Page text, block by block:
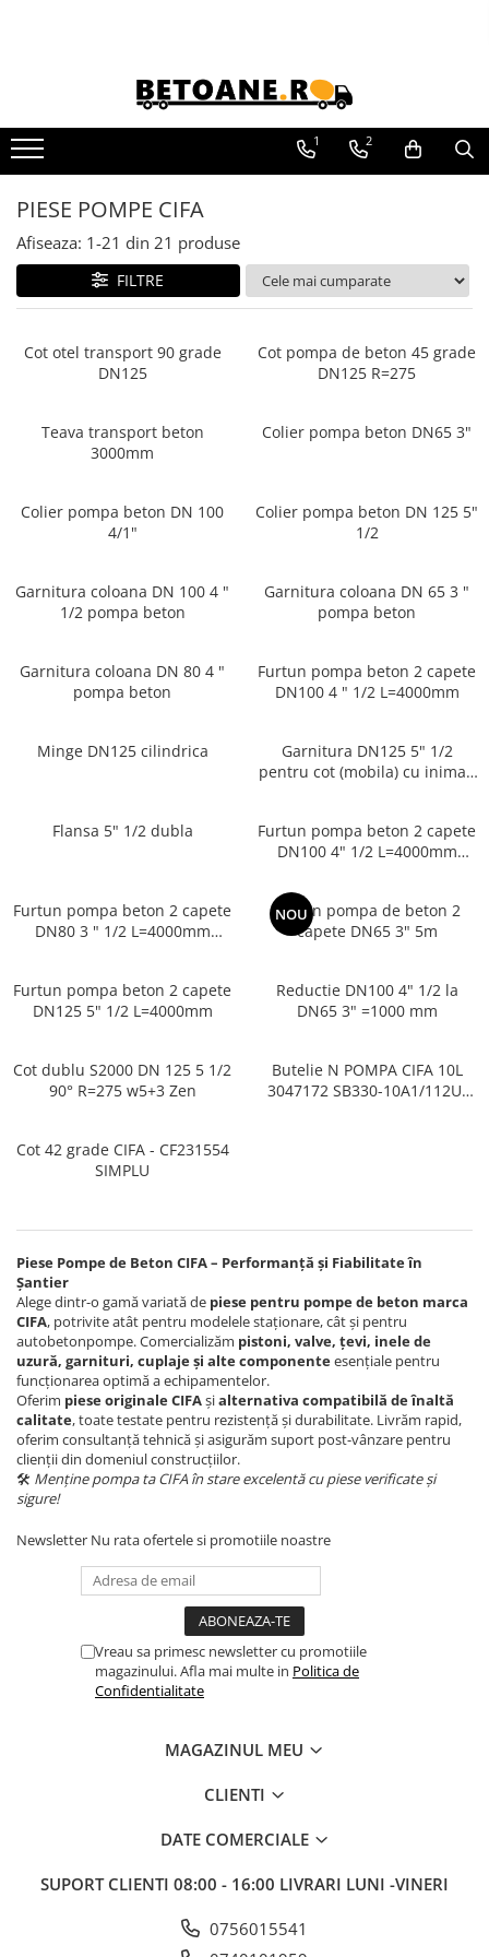
AUTOBETONIERE STETTER
AUTOBETONIERE LIEBHERR
AUTOBETONIERE CIFA
AUTOBETONIERE KARENA
AUTOBETONIERE INTERMIX
AUTOBETONIERE PUTZMEISTER
1 2
PIESE POMPE CIFA
Afiseaza: 1-21 din 21 produse
FILTRE
Cot otel transport 90 grade
DN125
Cot pompa de beton 45 grade
DN125 R=275
Teava transport beton
3000mm
Colier pompa beton DN65 3"
Colier pompa beton DN 100
4/1"
Colier pompa beton DN 125 5"
1/2
Garnitura coloana DN 100 4 "
1/2 pompa beton
Garnitura coloana DN 65 3 "
pompa beton
Garnitura coloana DN 80 4 "
pompa beton
Furtun pompa beton 2 capete
DN100 4 " 1/2 L=4000mm
Minge DN125 cilindrica
Garnitura DN125 5" 1/2
pentru cot (mobila) cu inima -
Flansa 5" 1/2 dubla
Furtun pompa beton 2 capete
DN100 4" 1/2 L=4000mm
Furtun pompa beton 2 capete
DN80 3 " 1/2 L=4000mm
NOU
Furtun pompa de beton 2
capete DN65 3" 5m
Furtun pompa beton 2 capete
DN125 5" 1/2 L=4000mm
Reductie DN100 4" 1/2 la
DN65 3" =1000 mm
Cot dublu S2000 DN 125 5 1/2
90° R=275 w5+3 Zen
Butelie N POMPA CIFA 10L
3047172 SB330-10A1/112U-
Cot 42 grade CIFA - CF231554
SIMPLU
Piese Pompe de Beton CIFA – Performanță și Fiabilitate în
Șantier
Alege dintr-o gamă variată de piese pentru pompe de beton marca
CIFA, potrivite atât pentru modelele staționare, cât și pentru
autobetonpompe. Comercializăm pistoni, valve, țevi, inele de
uzură, garnituri, cuplaje și alte componenteesențiale pentru
funcționarea optimă a echipamentelor.
Oferim piese originale CIFAșialternativa compatibilă de înaltă
calitate, toate testate pentru rezistență și durabilitate. Livrăm rapid,
oferim consultanță tehnică și asigurăm suport post-vânzare pentru
clienții din domeniul construcțiilor.
🛠️ Menține pompa ta CIFA în stare excelentă cu piese verificate și
sigure!
Newsletter Nu rata ofertele si promotiile noastre
Vreau sa primesc newsletter cu promotiile
magazinului. Afla mai multe in Politica de
Confidentialitate
MAGAZINUL MEU
CLIENTI
DATE COMERCIALE
SUPORT CLIENTI 08:00 - 16:00 LIVRARI LUNI -VINERI
0756015541